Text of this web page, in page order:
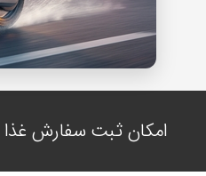
امکان ثبت سفارش غذا